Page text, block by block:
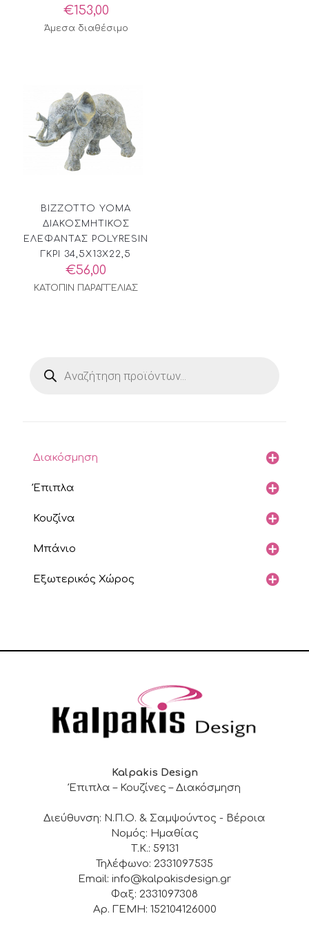
€153,00
Άμεσα διαθέσιμο
BIZZOTTO YOMA
ΔΙΑΚΟΣΜΗΤΙΚΟΣ
ΕΛΕΦΑΝΤΑΣ POLYRESIN
ΓΚΡΙ 34,5X13X22,5
€56,00
ΚΑΤΟΠΙΝ ΠΑΡΑΓΓΕΛΙΑΣ
search
Διακόσμηση
Έπιπλα
Κουζίνα
Μπάνιο
Εξωτερικός Χώρος
Kalpakis Design
Έπιπλα – Κουζίνες – Διακόσμηση
Διεύθυνση: Ν.Π.Ο. & Σαμψούντος - Βέροια
Νομός: Ημαθίας
Τ.Κ.: 59131
Τηλέφωνο: 2331097535
Email: info@kalpakisdesign.gr
Φαξ: 2331097308
Αρ. ΓΕΜΗ: 152104126000